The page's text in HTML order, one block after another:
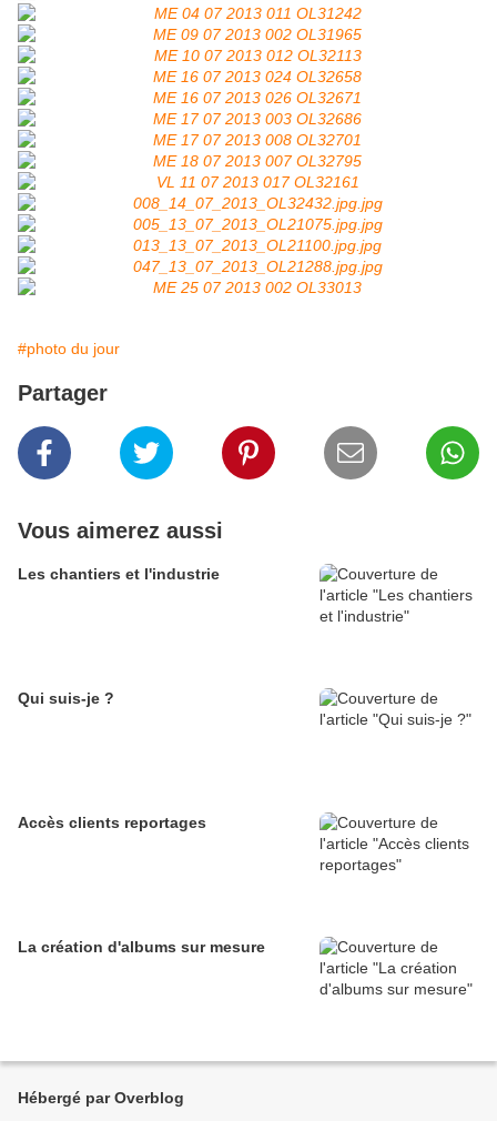
#photo du jour
Partager
Vous aimerez aussi
Les chantiers et l'industrie
Qui suis-je ?
Accès clients reportages
La création d'albums sur mesure
Hébergé par Overblog